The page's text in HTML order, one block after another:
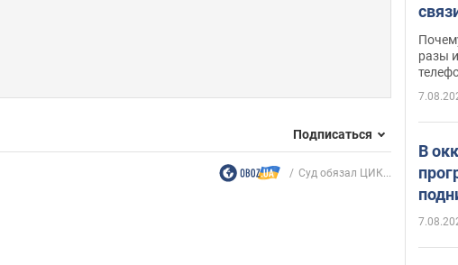
Подписаться
Суд обязал ЦИК...
разы
В